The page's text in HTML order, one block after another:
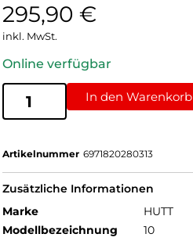
295,90 €
inkl. MwSt.
Online verfügbar
In den Warenkorb
Artikelnummer 6971820280313
Zusätzliche Informationen
Marke
HUTT
Modellbezeichnung
10